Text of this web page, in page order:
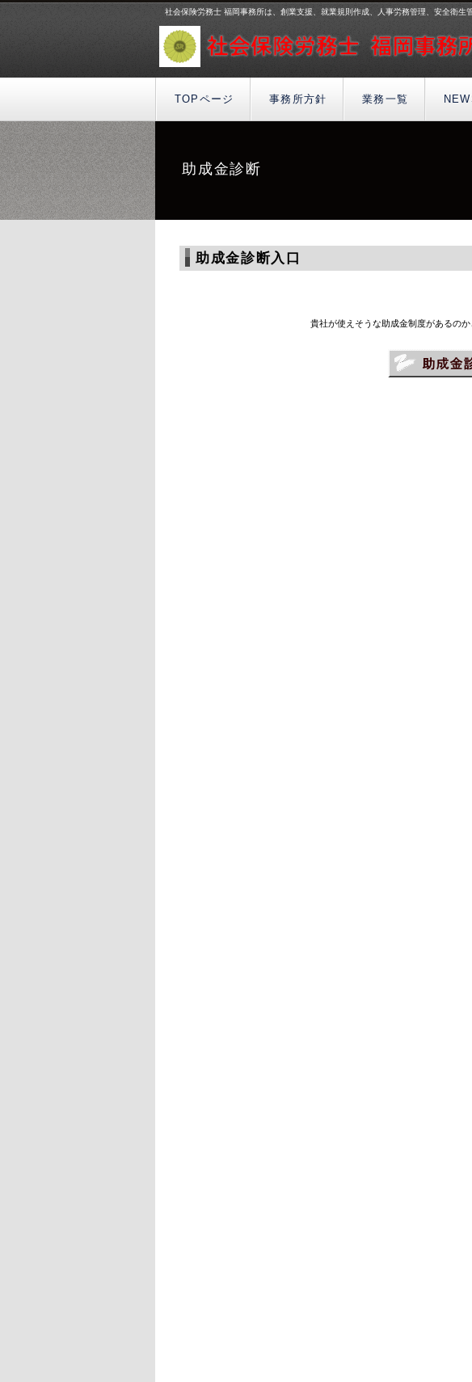
社会保険労務士 福岡事務所は、創業支援、就業規則作成、人事労務管理、安全衛生
助成金診断
助成金診断入口
貴社が使えそうな助成金制度があるのか
TOPページ 事務所方針 業務一覧